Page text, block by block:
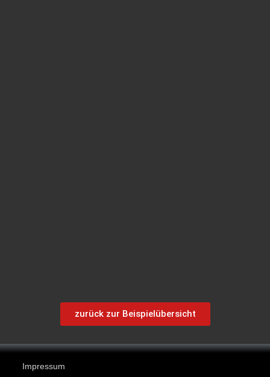
zurück zur Beispielübersicht
Impressum